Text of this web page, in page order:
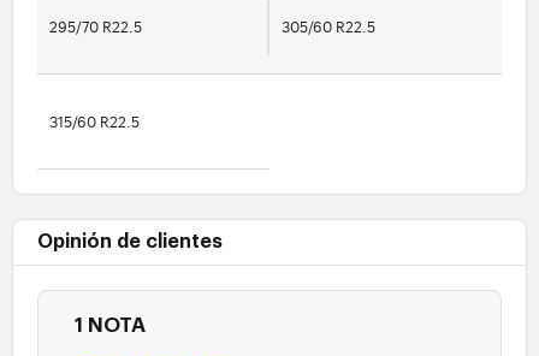
295/70 R22.5 305/60 R22.5
315/60 R22.5
Opinión de clientes
1 NOTA